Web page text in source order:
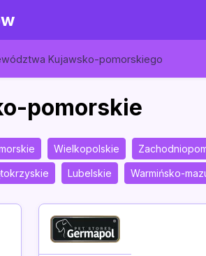
Kujawsko-pomorskiego
pomorskie
Wielkopolskie
Lubelskie Warmińsko-